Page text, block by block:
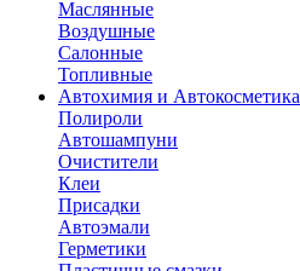
Маслянные
Воздушные
Салонные
Топливные
Автохимия и Автокосметика
Полироли
Автошампуни
Очистители
Клеи
Присадки
Автоэмали
Герметики